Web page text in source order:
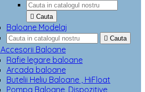
 Cauta
Baloane Modelaj
 Cauta
Accesorii Baloane
Rafie legare baloane
Arcada baloane
Butelii Heliu Baloane , HiFloat
Pompa Baloane, Dispozitive